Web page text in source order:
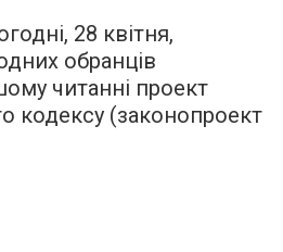
28 квітня,
обранців
читанні проект
кодексу (законопроект